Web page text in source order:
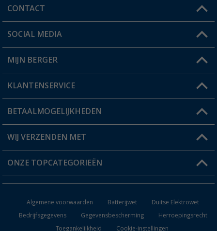
CONTACT
Een vraag?
Winkel vinden
SOCIAL MEDIA
MIJN BERGER
Mijn account
Status bestelling
Verlanglijstje
KLANTENSERVICE
FAQ & Contact
Verzendinformatie
Catalogus
BETAALMOGELIJKHEDEN
WIJ VERZENDEN MET
ONZE TOPCATEGORIEËN
Algemene voorwaarden Batterijwet
Duitse Elektrowet
Bedrijfsgegevens
Gegevensbescherming
Herroepingsrecht
Toegankelijkheid
Cookie-instellingen